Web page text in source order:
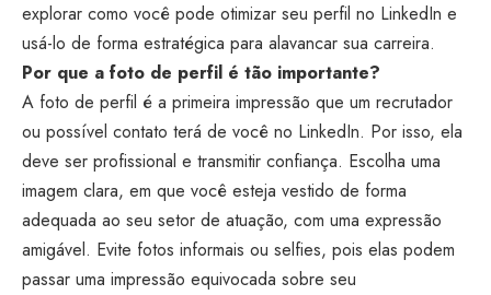
explorar como você pode otimizar seu perfil no LinkedIn e
usá-lo de forma estratégica para alavancar sua carreira.
Por que a foto de perfil é tão importante?
A foto de perfil é a primeira impressão que um recrutador
ou possível contato terá de você no LinkedIn. Por isso, ela
deve ser profissional e transmitir confiança. Escolha uma
imagem clara, em que você esteja vestido de forma
adequada ao seu setor de atuação, com uma expressão
amigável. Evite fotos informais ou selfies, pois elas podem
passar uma impressão equivocada sobre seu